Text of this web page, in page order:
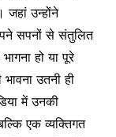
उन्होंने
सपनों से संतुलित
हो या पूरे
उतनी ही
में उनकी
एक व्यक्तिगत